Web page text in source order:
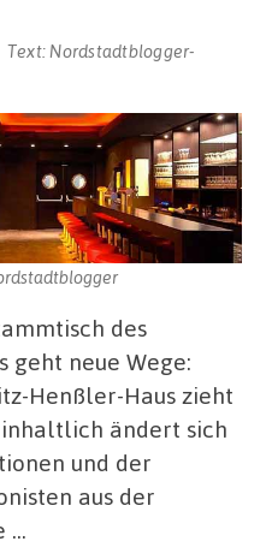
Text: Nordstadtblogger-
des
geht neue Wege:
Henßler-Haus zieht
ändert sich
und der
aus der
…